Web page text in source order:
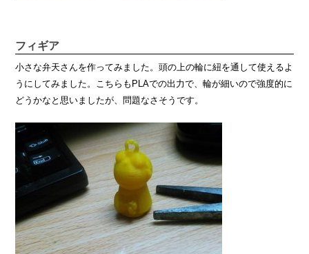
フィギア
小さな弁天さんを作ってみました。頭の上の輪に紐を通して使えるよ
うにしてみました。こちらもPLAでの出力で、輪が細いので強度的に
どうかなと思いましたが、問題なさそうです。